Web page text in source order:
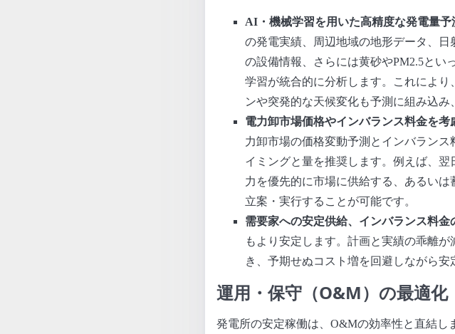
AI・機械学習を用いた高精度な発電量予
の発電実績、周辺地域の地形データ、
の設備情報、さらには黄砂やPM2.5と
学習が統合的に分析します。これによ
ンや突発的な天候変化も予測に組み込み
電力卸市場価格やインバランス料金を
力卸市場の価格変動予測とインバラン
イミングと量を推奨します。例えば、
力を優先的に市場に供給する、あるい
立案・実行することが可能です。
需要家への安定供給、インバランス料金
もより安定します。計画と実績の乖離
き、予期せぬコスト増を回避しながら安
運用・保守（O&M）の最適化
発電所の安定稼働は、O&Mの効率性と直結し